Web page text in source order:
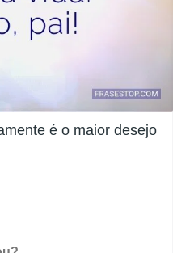
é o maior desejo